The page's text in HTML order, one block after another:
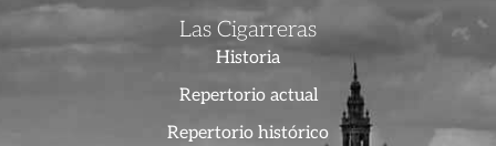
Las Cigarreras
Historia
Repertorio actual
Repertorio histórico